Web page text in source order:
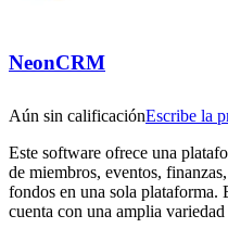
NeonCRM
Aún sin calificaciónEscribe la
Este software ofrece una
de miembros, eventos,
fondos en una sola plataforma.
cuenta con una amplia variedad